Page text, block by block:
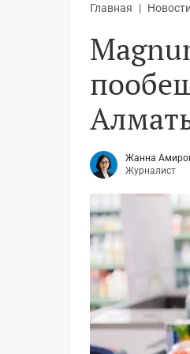
Главная Новости
Жанна
Журналист